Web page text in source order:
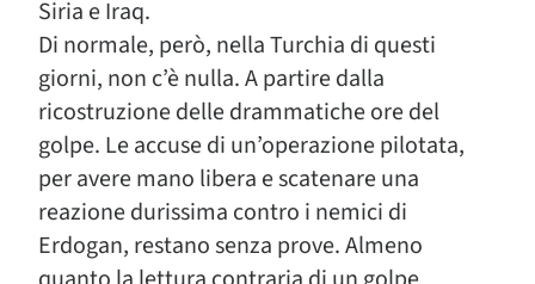
Siria e Iraq.
Di normale, però, nella Turchia di questi
giorni, non c’è nulla. A partire dalla
ricostruzione delle drammatiche ore del
golpe. Le accuse di un’operazione pilotata,
per avere mano libera e scatenare una
reazione durissima contro i nemici di
Erdogan, restano senza prove. Almeno